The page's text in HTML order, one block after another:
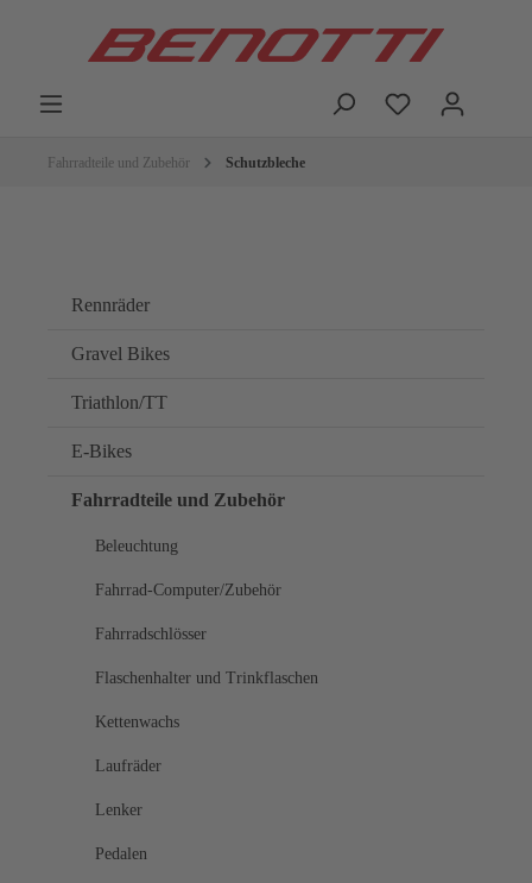
Fahrradteile und Zubehör Schutzbleche
Rennräder
Gravel Bikes
Triathlon/TT
E-Bikes
Fahrradteile und Zubehör
Beleuchtung
Fahrrad-Computer/Zubehör
Fahrradschlösser
Flaschenhalter und Trinkflaschen
Kettenwachs
Laufräder
Lenker
Pedalen